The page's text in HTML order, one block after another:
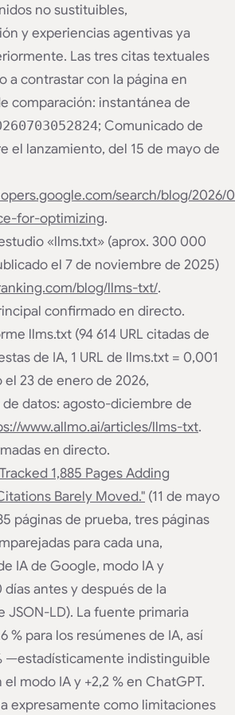
no sustituibles,
y experiencias agentivas ya
Las tres citas textuales
a contrastar con la página en
comparación: instantánea de
; Comunicado de
el lanzamiento, del 15 de mayo de
search/blog/2026/
for-optimizing.
«llms.txt» (aprox. 300 000
el 7 de noviembre de 2025)
blog/llms-txt/.
confirmado en directo.
llms.txt (94 614 URL citadas de
de IA, 1 URL de llms.txt = 0,001
el 23 de enero de 2026,
datos: agosto-diciembre de
www.allmo.ai/articles/llms-txt.
en directo.
1,885 Pages Adding
Barely Moved." (11 de mayo
páginas de prueba, tres páginas
para cada una,
IA de Google, modo IA y
días antes y después de la
JSON-LD). La fuente primaria
% para los resúmenes de IA, así
—estadísticamente indistinguible
modo IA y +2,2 % en ChatGPT.
expresamente como limitaciones